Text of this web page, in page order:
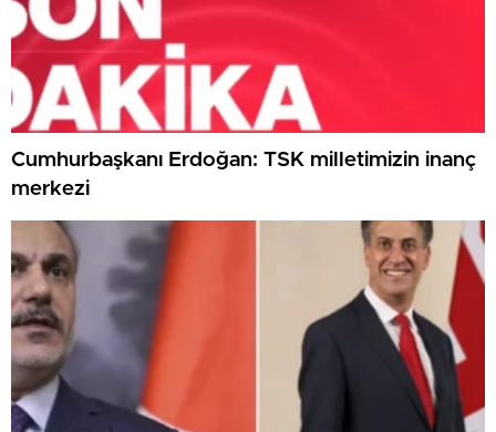
Cumhurbaşkanı Erdoğan: TSK milletimizin inanç
merkezi